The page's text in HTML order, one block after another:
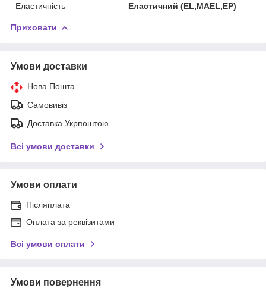
Еластичність
Еластичний (EL,MAEL,EP)
Приховати
Умови доставки
Нова Пошта
Самовивіз
Доставка Укрпоштою
Всі умови доставки
Умови оплати
Післяплата
Оплата за реквізитами
Всі умови оплати
Умови повернення